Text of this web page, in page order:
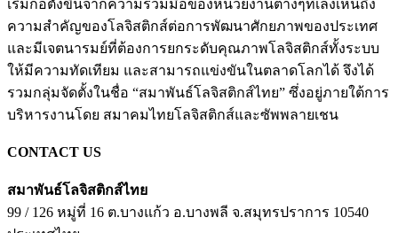
เริ่มก่อตั้งขึ้นจากความร่วมมือของหน่วยงานต่างๆที่เล็งเห็นถึง
ความสำคัญของโลจิสติกส์ต่อการพัฒนาศักยภาพของประเทศ
และมีเจตนารมย์ที่ต้องการยกระดับคุณภาพโลจิสติกส์ทั้งระบบ
ให้มีความทัดเทียม และสามารถแข่งขันในตลาดโลกได้ จึงได้
รวมกลุ่มจัดตั้งในชื่อ “สมาพันธ์โลจิสติกส์ไทย” ซึ่งอยู่ภายใต้การ
บริหารงานโดย สมาคมไทยโลจิสติกส์และซัพพลายเชน
CONTACT US
สมาพันธ์โลจิสติกส์ไทย
99 / 126 หมู่ที่ 16 ต.บางแก้ว อ.บางพลี จ.สมุทรปราการ 10540